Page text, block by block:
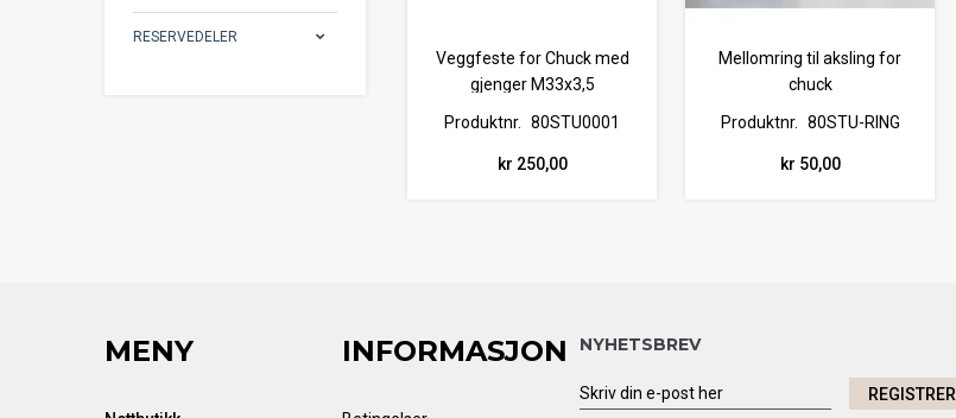
RESERVEDELER
Veggfeste for Chuck med
gjenger M33x3,5
Produktnr.
80STU0001
kr 250,00
Mellomring til aksling for
chuck
Produktnr.
80STU-RING
kr 50,00
MENY INFORMASJON NYHETSBREV
REGISTRER